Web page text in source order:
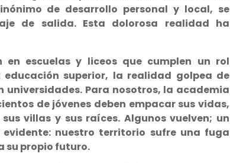
de desarrollo personal y local, se
de salida. Esta dolorosa realidad ha
en escuelas y liceos que cumplen un rol
superior, la realidad golpea de
universidades. Para nosotros, la academia
de jóvenes deben empacar sus vidas,
villas y sus raíces. Algunos vuelven; un
nuestro territorio sufre una fuga
su propio futuro.